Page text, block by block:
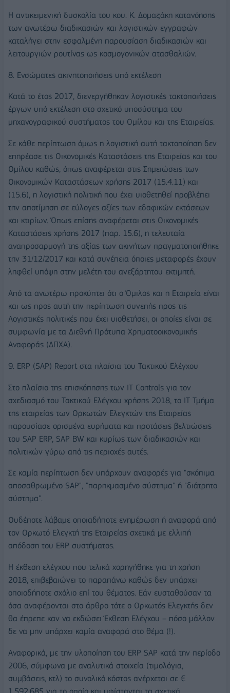
Η αντικειμενική δυσκολία του κου. Κ. Δομαζάκη κατανόησης
των ανωτέρω διαδικασιών και λογιστικών εγγραφών
καταλήγει στην εσφαλμένη παρουσίαση διαδικασιών και
λειτουργιών ρουτίνας ως κοσμογονικών ατασθαλιών.
8. Ενσώματες ακινητοποιήσεις υπό εκτέλεση
Κατά το έτος 2017, διενεργήθηκαν λογιστικές τακτοποιήσεις
έργων υπό εκτέλεση στο σχετικό υποσύστημα του
μηχανογραφικού συστήματος του Ομίλου και της Εταιρείας.
Σε κάθε περίπτωση όμως η λογιστική αυτή τακτοποίηση δεν
επηρέασε τις Οικονομικές Καταστάσεις της Εταιρείας και του
Ομίλου καθώς, όπως αναφέρεται στις Σημειώσεις των
Οικονομικών Καταστάσεων χρήσης 2017 (15.4.11) και
(15.6), η λογιστική πολιτική που έχει υιοθετηθεί προβλέπει
την αποτίμηση σε εύλογες αξίες των εδαφικών εκτάσεων
και κτιρίων. Όπως επίσης αναφέρεται στις Οικονομικές
Καταστάσεις χρήσης 2017 (παρ. 15.6), η τελευταία
αναπροσαρμογή της αξίας των ακινήτων πραγματοποιήθηκε
την 31/12/2017 και κατά συνέπεια όποιες μεταφορές έχουν
ληφθεί υπόψη στην μελέτη του ανεξάρτητου εκτιμητή.
Από τα ανωτέρω προκύπτει ότι ο Όμιλος και η Εταιρεία είναι
και ως προς αυτή την περίπτωση συνεπής προς τις
Λογιστικές πολιτικές που έχει υιοθετήσει, οι οποίες είναι σε
συμφωνία με τα Διεθνή Πρότυπα Χρηματοοικονομικής
Αναφοράς (ΔΠΧΑ).
9. ERP (SAP) Report στα πλαίσια του Τακτικού Ελέγχου
Στο πλαίσιο της επισκόπησης των IT Controls για τον
σχεδιασμό του Τακτικού Ελέγχου χρήσης 2018, το ΙΤ Τμήμα
της εταιρείας των Ορκωτών Ελεγκτών της Εταιρείας
παρουσίασε ορισμένα ευρήματα και προτάσεις βελτιώσεις
του SAP ERP, SAP BW και κυρίως των διαδικασιών και
πολιτικών γύρω από τις περιοχές αυτές.
Σε καμία περίπτωση δεν υπάρχουν αναφορές για "σκόπιμα
αποσαθρωμένο SAP", "παρηκμασμένο σύστημα" ή "διάτρητο
σύστημα".
Ουδέποτε λάβαμε οποιαδήποτε ενημέρωση ή αναφορά από
τον Ορκωτό Ελεγκτή της Εταιρείας σχετικά με ελλιπή
απόδοση του ERP συστήματος.
Η έκθεση ελέγχου που τελικά χορηγήθηκε για τη χρήση
2018, επιβεβαιώνει το παραπάνω καθώς δεν υπάρχει
οποιοδήποτε σχόλιο επί του θέματος. Εάν ευσταθούσαν τα
όσα αναφέρονται στο άρθρο τότε ο Ορκωτός Ελεγκτής δεν
θα έπρεπε καν να εκδώσει Έκθεση Ελέγχου – πόσο μάλλον
δε να μην υπάρχει καμία αναφορά στο θέμα (!).
Αναφορικά, με την υλοποίηση του ERP SAP κατά την περίοδο
2006, σύμφωνα με αναλυτικά στοιχεία (τιμολόγια,
συμβάσεις, κτλ) το συνολικό κόστος ανέρχεται σε €